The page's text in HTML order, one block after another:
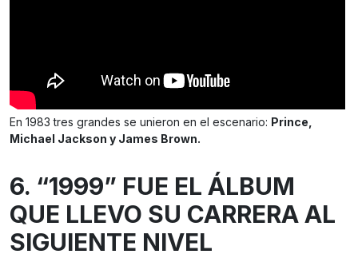
En 1983 tres grandes se unieron en el escenario: Prince,
Michael Jackson y James Brown.
6. “1999” FUE EL ÁLBUM
QUE LLEVO SU CARRERA AL
SIGUIENTE NIVEL